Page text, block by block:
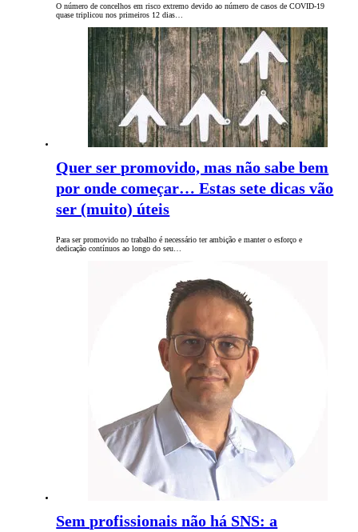
O número de concelhos em risco extremo devido ao número de casos de COVID-19
quase triplicou nos primeiros 12 dias…
Quer ser promovido, mas não sabe bem
por onde começar… Estas sete dicas vão
ser (muito) úteis
Para ser promovido no trabalho é necessário ter ambição e manter o esforço e
dedicação contínuos ao longo do seu…
Sem profissionais não há SNS: a